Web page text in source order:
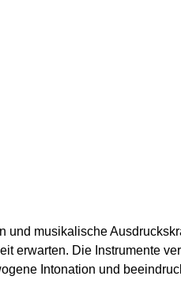
musikalische
erwarten. Die Instrumente
Intonation und